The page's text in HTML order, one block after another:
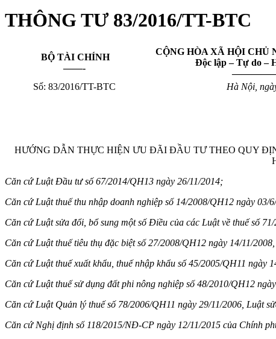
THÔNG TƯ 83/2016/TT-BTC
BỘ TÀI CHÍNH
——-
CỘNG HÒA XÃ HỘI CHỦ
Độc lập – Tự do –
Số: 83/2016/TT-BTC
Hà Nội,
HƯỚNG DẪN THỰC HIỆN ƯU ĐÃI ĐẦU TƯ THEO QUY
Căn cứ Luật Đầu tư số67/2014/QH13 ngày 26/11/2014;
Căn cứ Luật thuế thu nhập doanh nghiệp số 14/2008/QH12 ngày 03/
Căn cứ Luật sửa đổi, bổ sung một sốĐiều của các Luật về thuế số71/
Căn cứ Luật thuế tiêu thụ đặc biệt số 27/2008/QH12 ngày 14/11/
Căn cứ Luật thuế xuất khẩu, thuế nhập khẩu số45/2005/QH11 ngày
Căn cứ Luật thuế sử dụng đất phi nông nghiệp số48/2010/QH12
Căn cứ Luật Quản lý thuế số 78/2006/QH11 ngày 29/11/2006, Luật
Căn cứ Nghị định số 118/2015/NĐ-CP ngày 12/11/2015 của Chính